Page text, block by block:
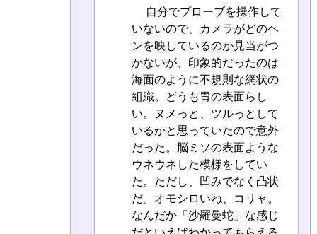
自分でプローブを操作して
いないので、カメラがどのヘ
ンを映しているのか見当がつ
かないが、印象的だったのは
海面のように不規則な網状の
組織。どうも胃の表面らし
い。ヌメっと、ツルっとして
いるかと思っていたので意外
だった。脳ミソの表面ような
ウネウネした模様をしてい
た。ただし、凹みでなく凸状
だ。オモシロいね、コリャ。
なんだか「沙羅曼蛇」な感じ